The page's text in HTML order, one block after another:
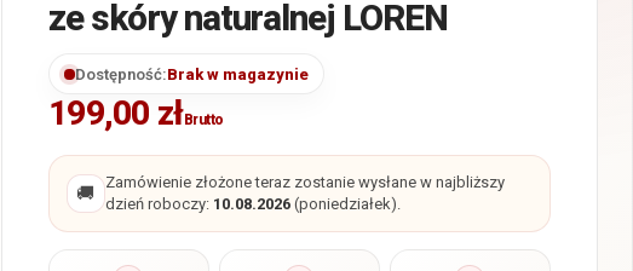
ze skóry naturalnej LOREN
Dostępność:Brak w magazynie
199,00 złBrutto
🚚
Zamówienie złożone teraz zostanie wysłane w najbliższy
dzień roboczy: 10.08.2026(poniedziałek).